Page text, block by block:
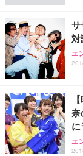
サ
対
エ
奈
エ